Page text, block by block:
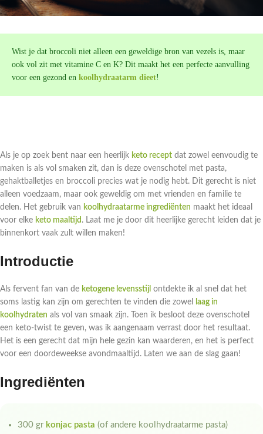
Wist je dat broccoli niet alleen een geweldige bron van vezels is, maar
ook vol zit met vitamine C en K? Dit maakt het een perfecte aanvulling
voor een gezond en koolhydraatarm dieet!
Als je op zoek bent naar een heerlijk keto recept dat zowel eenvoudig te
maken is als vol smaken zit, dan is deze ovenschotel met pasta,
gehaktballetjes en broccoli precies wat je nodig hebt. Dit gerecht is niet
alleen voedzaam, maar ook geweldig om met vrienden en familie te
delen. Het gebruik van koolhydraatarme ingrediënten maakt het ideaal
voor elke keto maaltijd . Laat me je door dit heerlijke gerecht leiden dat je
binnenkort vaak zult willen maken!
Introductie
Als fervent fan van de ketogene levensstijl ontdekte ik al snel dat het
soms lastig kan zijn om gerechten te vinden die zowel
laag in
koolhydraten als vol van smaak zijn. Toen ik besloot deze ovenschotel
een keto-twist te geven, was ik aangenaam verrast door het resultaat.
Het is een gerecht dat mijn hele gezin kan waarderen, en het is perfect
voor een doordeweekse avondmaaltijd. Laten we aan de slag gaan!
Ingrediënten
300 gr konjac pasta (of andere koolhydraatarme pasta)